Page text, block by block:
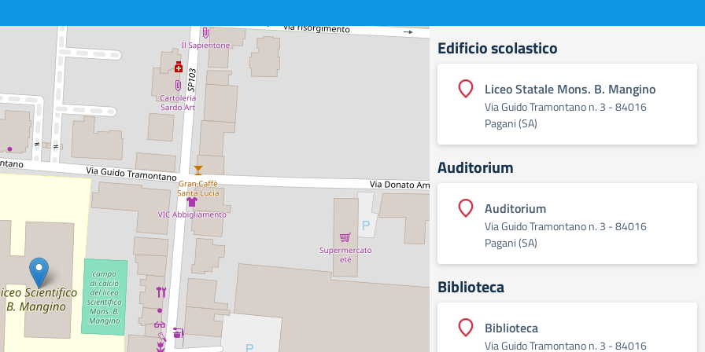
Edificio scolastico
Liceo Statale Mons. B. Mangino
Via Guido Tramontano n. 3 - 84016
Pagani (SA)
Auditorium
Auditorium
Via Guido Tramontano n. 3 - 84016
Pagani (SA)
Biblioteca
Biblioteca
Via Guido Tramontano n. 3 - 84016